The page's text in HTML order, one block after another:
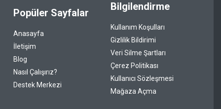
Popüler Sayfalar
Anasayfa
İletişim
Blog
Nasıl Çalışırız?
Destek Merkezi
Bilgilendirme
Kullanım Koşulları
Gizlilik Bildirimi
Veri Silme Şartları
Çerez Politikası
Kullanıcı Sözleşmesi
Mağaza Açma